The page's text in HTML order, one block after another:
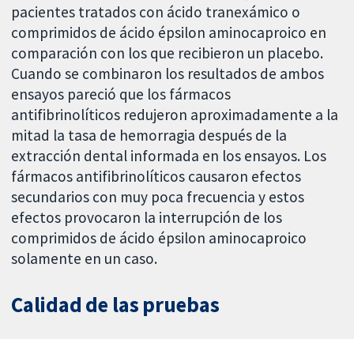
pacientes tratados con ácido tranexámico o
comprimidos de ácido épsilon aminocaproico en
comparación con los que recibieron un placebo.
Cuando se combinaron los resultados de ambos
ensayos pareció que los fármacos
antifibrinolíticos redujeron aproximadamente a la
mitad la tasa de hemorragia después de la
extracción dental informada en los ensayos. Los
fármacos antifibrinolíticos causaron efectos
secundarios con muy poca frecuencia y estos
efectos provocaron la interrupción de los
comprimidos de ácido épsilon aminocaproico
solamente en un caso.
Calidad de las pruebas